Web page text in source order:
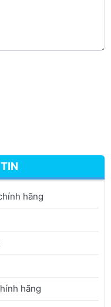
hãng
hãng